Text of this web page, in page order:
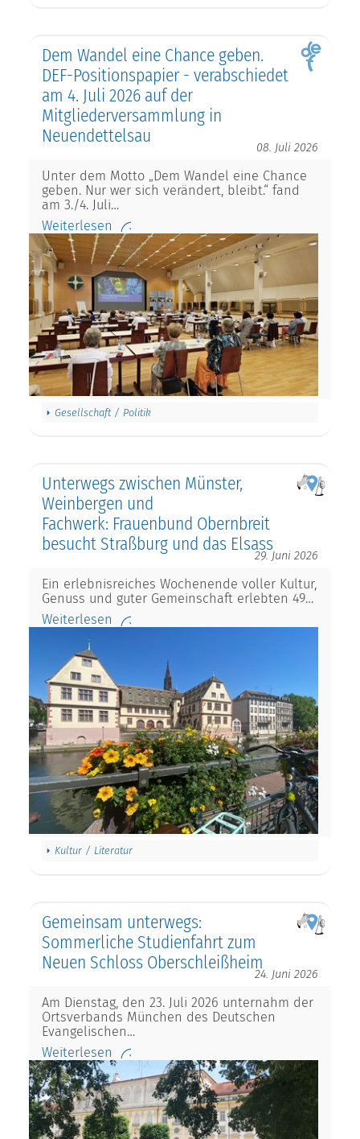
Dem Wandel eine Chance geben.
DEF-Positionspapier - verabschiedet
am 4. Juli 2026 auf der
Mitgliederversammlung in
Neuendettelsau
08. Juli 2026
Unter dem Motto „Dem Wandel eine Chance
geben. Nur wer sich verändert, bleibt.“ fand
am 3./4. Juli…
Weiterlesen
Gesellschaft / Politik
Unterwegs zwischen Münster,
Weinbergen und
Fachwerk: Frauenbund Obernbreit
besucht Straßburg und das Elsass
29. Juni 2026
Ein erlebnisreiches Wochenende voller Kultur,
Genuss und guter Gemeinschaft erlebten 49…
Weiterlesen
Kultur / Literatur
Gemeinsam unterwegs:
Sommerliche Studienfahrt zum
Neuen Schloss Oberschleißheim
24. Juni 2026
Am Dienstag, den 23. Juli 2026 unternahm der
Ortsverbands München des Deutschen
Evangelischen…
Weiterlesen